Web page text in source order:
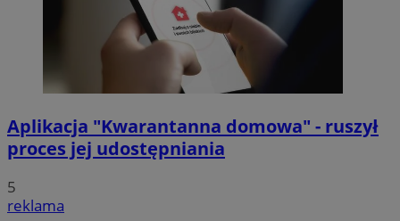
Aplikacja "Kwarantanna domowa" - ruszył
proces jej udostępniania
5
reklama